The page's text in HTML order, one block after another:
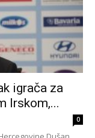
igrača za
Irskom,...
0